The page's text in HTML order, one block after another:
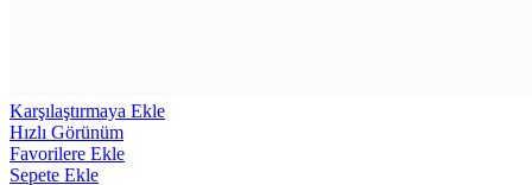
Karşılaştırmaya Ekle
Hızlı Görünüm
Favorilere Ekle
Sepete Ekle